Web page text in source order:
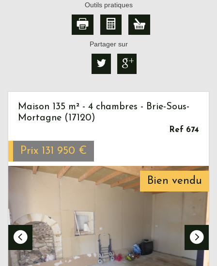
Outils pratiques
Partager sur
Bien vendu
Maison 135 m² - 4 chambres - Brie-Sous-
Mortagne (17120)
Ref 674
Prix 131 950 €